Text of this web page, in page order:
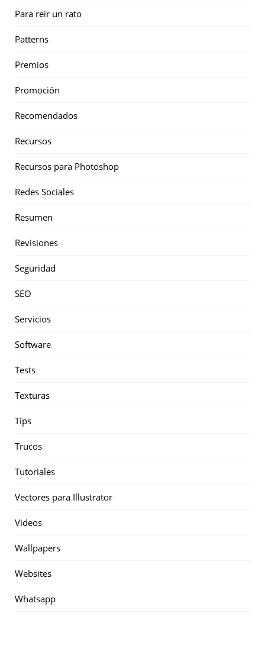
Para reir un rato
Patterns
Premios
Promoción
Recomendados
Recursos
Recursos para Photoshop
Redes Sociales
Resumen
Revisiones
Seguridad
SEO
Servicios
Software
Tests
Texturas
Tips
Trucos
Tutoriales
Vectores para Illustrator
Videos
Wallpapers
Websites
Whatsapp